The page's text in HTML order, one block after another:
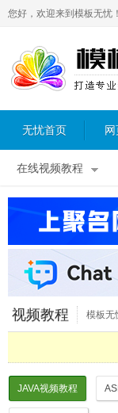
您好，欢迎来到模板无忧！
无忧首页
在线视频教程
视频教程 模板无
频教程 >
JAVA视频教程